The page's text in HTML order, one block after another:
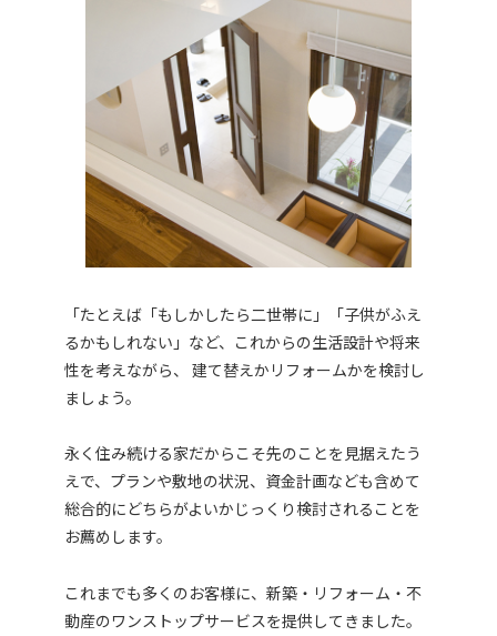
「たとえば「もしかしたら二世帯に」「子供がふえ
るかもしれない」など、これからの生活設計や将来
性を考えながら、 建て替えかリフォームかを検討し
ましょう。
永く住み続ける家だからこそ先のことを見据えたう
えで、プランや敷地の状況、資金計画なども含めて
総合的にどちらがよいかじっくり検討されることを
お薦めします。
これまでも多くのお客様に、新築・リフォーム・不
動産のワンストップサービスを提供してきました。